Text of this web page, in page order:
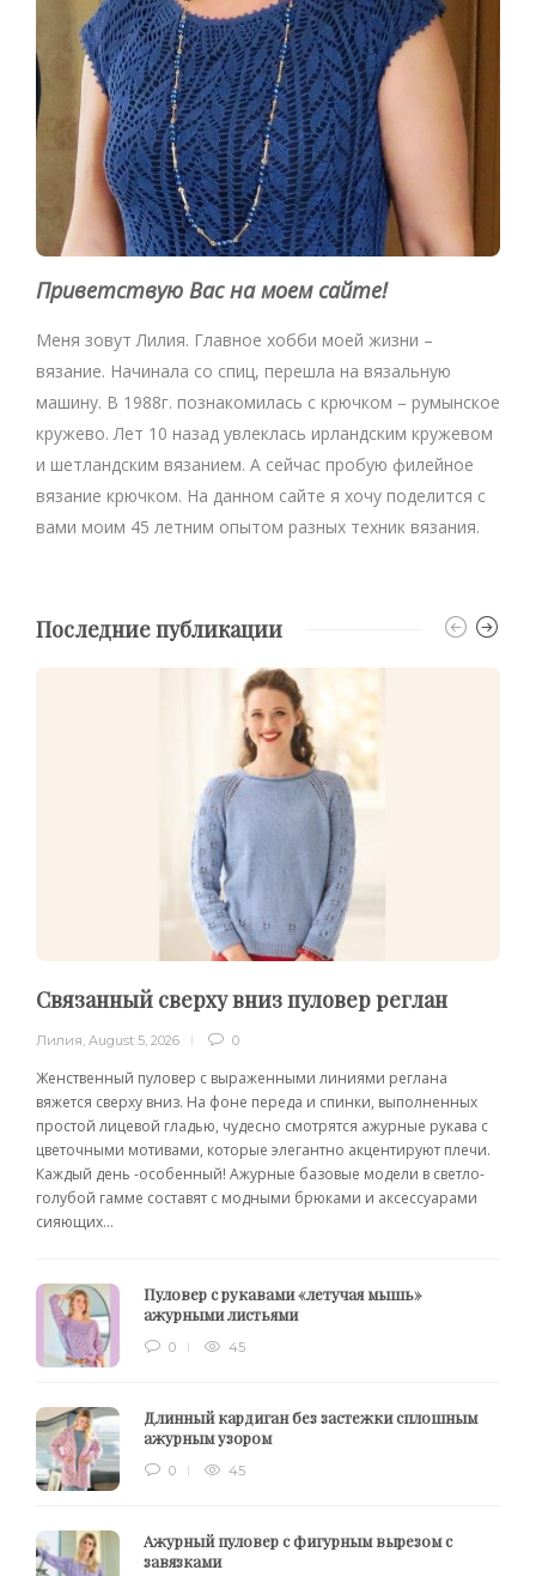
Приветствую Вас на моем сайте!
Меня зовут Лилия. Главное хобби моей жизни –
вязание. Начинала со спиц, перешла на вязальную
машину. В 1988г. познакомилась с крючком – румынское
кружево. Лет 10 назад увлеклась ирландским кружевом
и шетландским вязанием. А сейчас пробую филейное
вязание крючком. На данном сайте я хочу поделится с
вами моим 45 летним опытом разных техник вязания.
Последние публикации
Связанный сверху вниз пуловер реглан
Лилия August 5, 2026 0
Женственный пуловер с выраженными линиями реглана
вяжется сверху вниз. На фоне переда и спинки, выполненных
простой лицевой гладью, чудесно смотрятся ажурные рукава с
цветочными мотивами, которые элегантно акцентируют плечи.
Каждый день -особенный! Ажурные базовые модели в светло-
голубой гамме составят с модными брюками и аксессуарами
сияющих...
Пуловер с рукавами «летучая мышь»
ажурными листьями
0 45
Длинный кардиган без застежки сплошным
ажурным узором
0 45
Ажурный пуловер с фигурным вырезом с
завязками